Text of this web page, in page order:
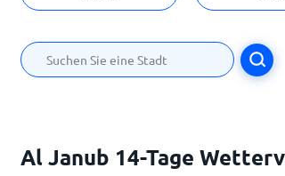
Al Janub 14-Tage